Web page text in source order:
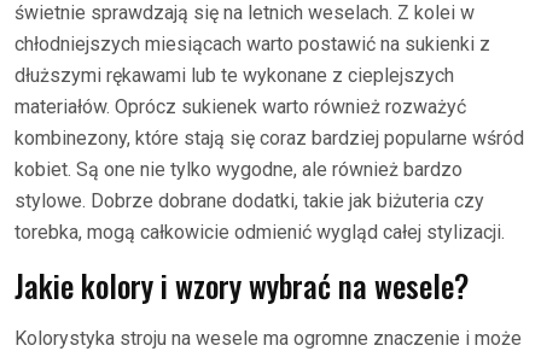
świetnie sprawdzają się na letnich weselach. Z kolei w
chłodniejszych miesiącach warto postawić na sukienki z
dłuższymi rękawami lub te wykonane z cieplejszych
materiałów. Oprócz sukienek warto również rozważyć
kombinezony, które stają się coraz bardziej popularne wśród
kobiet. Są one nie tylko wygodne, ale również bardzo
stylowe. Dobrze dobrane dodatki, takie jak biżuteria czy
torebka, mogą całkowicie odmienić wygląd całej stylizacji.
Jakie kolory i wzory wybrać na wesele?
Kolorystyka stroju na wesele ma ogromne znaczenie i może